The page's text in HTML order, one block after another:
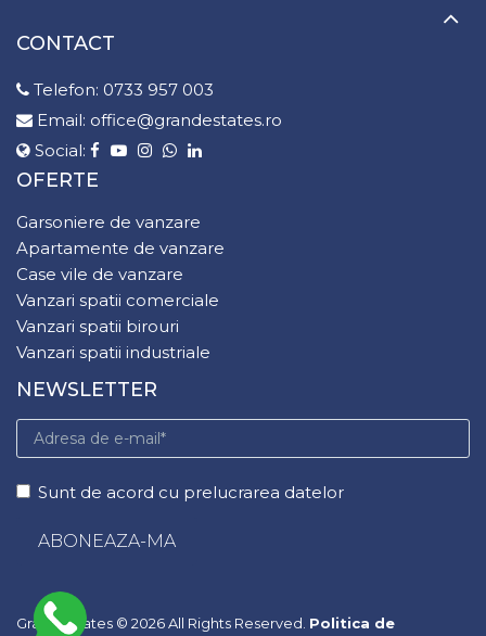
CONTACT
Telefon: 0733 957 003
Email: office@grandestates.ro
Social:
OFERTE
Garsoniere de vanzare
Apartamente de vanzare
Case vile de vanzare
Vanzari spatii comerciale
Vanzari spatii birouri
Vanzari spatii industriale
NEWSLETTER
Sunt de acord cu prelucrarea datelor
Grand Estates © 2026 All Rights Reserved. Politica de